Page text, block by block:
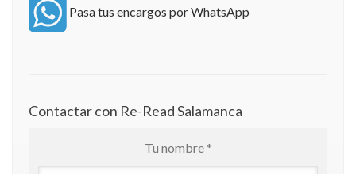
Pasa tus encargos por WhatsApp
Contactar con Re-Read Salamanca
Tu nombre *